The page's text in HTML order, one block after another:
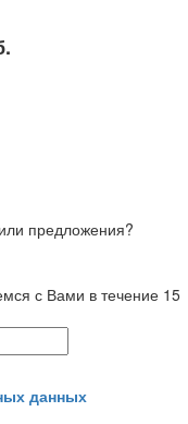
предложения?
с Вами в течение 15
данных